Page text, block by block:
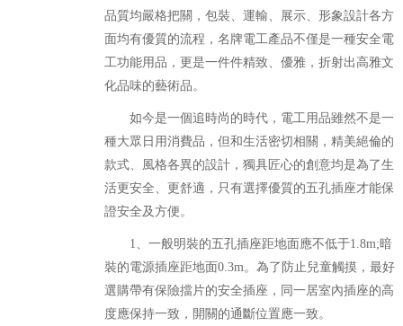
品質均嚴格把關，包裝、運輸、展示、形象設計各方
面均有優質的流程，名牌電工產品不僅是一種安全電
工功能用品，更是一件件精致、優雅，折射出高雅文
化品味的藝術品。
如今是一個追時尚的時代，電工用品雖然不是一
種大眾日用消費品，但和生活密切相關，精美絕倫的
款式、風格各異的設計，獨具匠心的創意均是為了生
活更安全、更舒適，只有選擇優質的五孔插座才能保
證安全及方便。
1、一般明裝的五孔插座距地面應不低于1.8m;暗
裝的電源插座距地面0.3m。為了防止兒童觸摸，最好
選購帶有保險擋片的安全插座，同一居室內插座的高
度應保持一致，開關的通斷位置應一致。